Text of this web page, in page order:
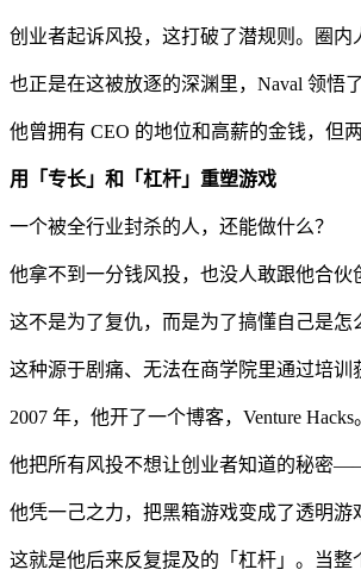
创业者起诉风投，这打破了潜规则。圈内
也正是在这被放逐的深渊里，Naval 领悟
他曾拥有 CEO 的地位和高薪的金钱，但
用「专长」和「杠杆」重塑游戏
一个被全行业封杀的人，还能做什么？
他拿不到一分钱风投，也没人敢跟他合伙
这不是为了复仇，而是为了搞懂自己是怎
这种源于剧痛、无法在商学院里通过培
2007 年，他开了一个博客，Venture Hacks
他把所有风投不想让创业者知道的秘密
他凭一己之力，把黑箱游戏变成了透明游
这就是他后来反复提及的「杠杆」。当